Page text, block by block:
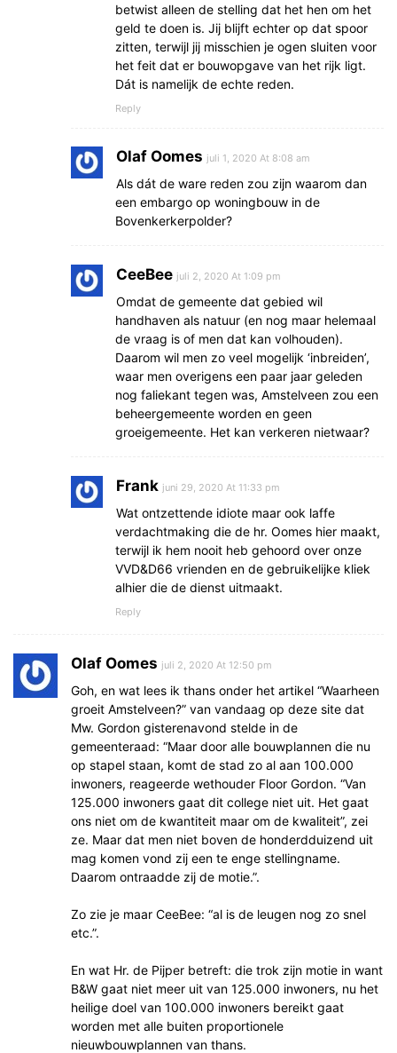
betwist alleen de stelling dat het hen om het
geld te doen is. Jij blijft echter op dat spoor
zitten, terwijl jij misschien je ogen sluiten voor
het feit dat er bouwopgave van het rijk ligt.
Dát is namelijk de echte reden.
Reply
Olaf Oomes juli 1, 2020 At 8:08 am
Als dát de ware reden zou zijn waarom dan
een embargo op woningbouw in de
Bovenkerkerpolder?
CeeBee juli 2, 2020 At 1:09 pm
Omdat de gemeente dat gebied wil
handhaven als natuur (en nog maar helemaal
de vraag is of men dat kan volhouden).
Daarom wil men zo veel mogelijk ‘inbreiden’,
waar men overigens een paar jaar geleden
nog faliekant tegen was, Amstelveen zou een
beheergemeente worden en geen
groeigemeente. Het kan verkeren nietwaar?
Frank juni 29, 2020 At 11:33 pm
Wat ontzettende idiote maar ook laffe
verdachtmaking die de hr. Oomes hier maakt,
terwijl ik hem nooit heb gehoord over onze
VVD&D66 vrienden en de gebruikelijke kliek
alhier die de dienst uitmaakt.
Reply
Olaf Oomes juli 2, 2020 At 12:50 pm
Goh, en wat lees ik thans onder het artikel “Waarheen
groeit Amstelveen?” van vandaag op deze site dat
Mw. Gordon gisterenavond stelde in de
gemeenteraad: “Maar door alle bouwplannen die nu
op stapel staan, komt de stad zo al aan 100.000
inwoners, reageerde wethouder Floor Gordon. “Van
125.000 inwoners gaat dit college niet uit. Het gaat
ons niet om de kwantiteit maar om de kwaliteit”, zei
ze. Maar dat men niet boven de honderdduizend uit
mag komen vond zij een te enge stellingname.
Daarom ontraadde zij de motie.”.
Zo zie je maar CeeBee: “al is de leugen nog zo snel
etc.”.
En wat Hr. de Pijper betreft: die trok zijn motie in want
B&W gaat niet meer uit van 125.000 inwoners, nu het
heilige doel van 100.000 inwoners bereikt gaat
worden met alle buiten proportionele
nieuwbouwplannen van thans.